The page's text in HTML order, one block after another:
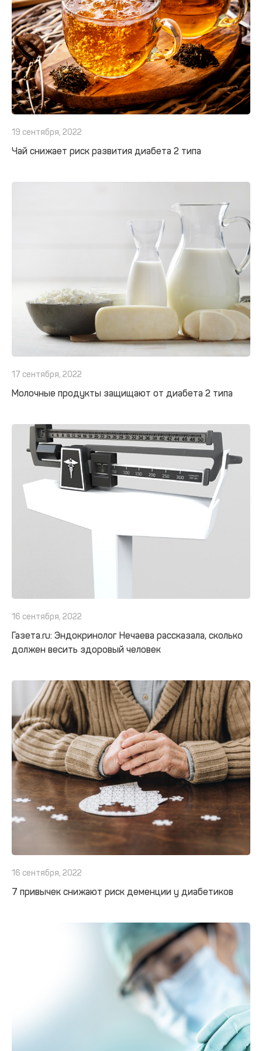
19 сентября, 2022
Чай снижает риск развития диабета 2 типа
17 сентября, 2022
Молочные продукты защищают от диабета 2 типа
16 сентября, 2022
Газета.ru: Эндокринолог Нечаева рассказала, сколько
должен весить здоровый человек
16 сентября, 2022
7 привычек снижают риск деменции у диабетиков